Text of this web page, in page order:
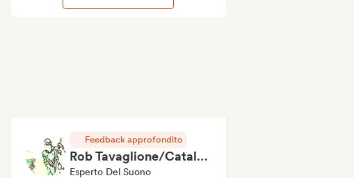
Feedback approfondito
Rob Tavaglione/Catalyst Recording
Esperto Del Suono